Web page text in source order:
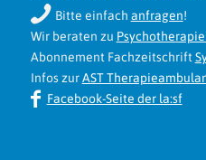
Bitte einfach anfragen!
Wir beraten zu
Abonnement Fachzeitschrift
Infos zurAST
Facebook-Seite der la:sf